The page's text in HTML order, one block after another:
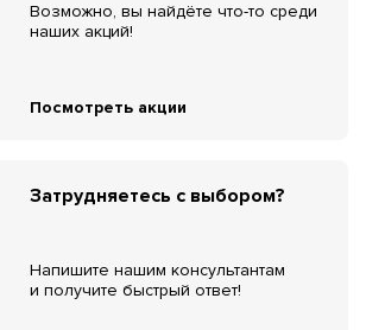
Возможно, вы найдёте что-то среди
наших акций!
Посмотреть акции
Затрудняетесь с выбором?
Напишите нашим консультантам
и получите быстрый ответ!